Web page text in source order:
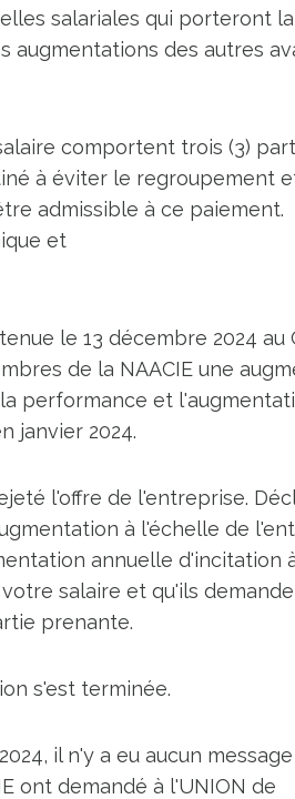
salariales qui porteront la
augmentations des autres
comportent trois (3)
à éviter le regroupement
admissible à ce paiement.
et
le 13 décembre 2024 au
de la NAACIE une
performance et
janvier 2024.
l'offre de l'entreprise.
à l'échelle de
annuelle d'incitation
salaire et qu'ils
prenante.
s'est terminée.
il n'y a eu aucun
ont demandé à l'UNION de